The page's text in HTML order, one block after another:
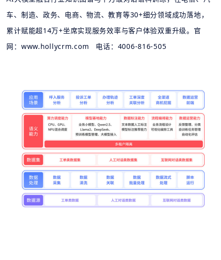
车、制造、政务、电商、物流、教育等30+细分领域成功落地，
累计赋能超14万+坐席实现服务效率与客户体验双重升级。官
网：www.hollycrm.com 电话：4006-816-505